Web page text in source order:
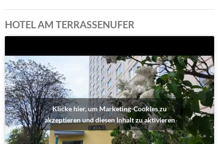
HOTEL AM TERRASSENUFER
Klicke hier, um Marketing-Cookies zu
akzeptieren und diesen Inhalt zu aktivieren